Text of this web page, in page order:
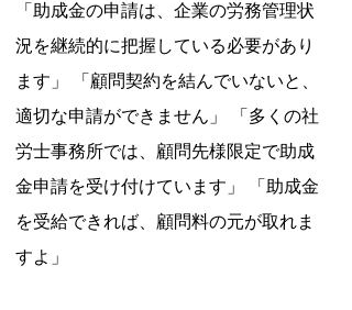
「助成金の申請は、企業の労務管理状
況を継続的に把握している必要があり
ます」 「顧問契約を結んでいないと、
適切な申請ができません」 「多くの社
労士事務所では、顧問先様限定で助成
金申請を受け付けています」 「助成金
を受給できれば、顧問料の元が取れま
すよ」